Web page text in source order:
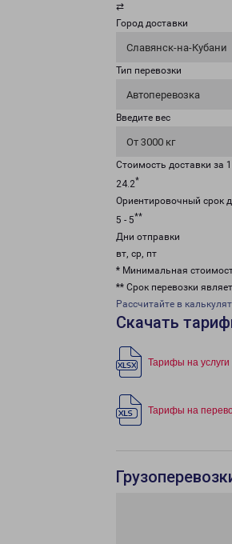
⇄
Город доставки
Славянск-на-Кубани
Тип перевозки
Автоперевозка
Введите вес
От 3000 кг
Стоимость доставки за
24.2*
Ориентировочный срок
5 - 5**
Дни отправки
вт, ср, пт
* Минимальная
** Срок перевозки
Рассчитайте в
Скачать
Тарифы на услуги
Тарифы на